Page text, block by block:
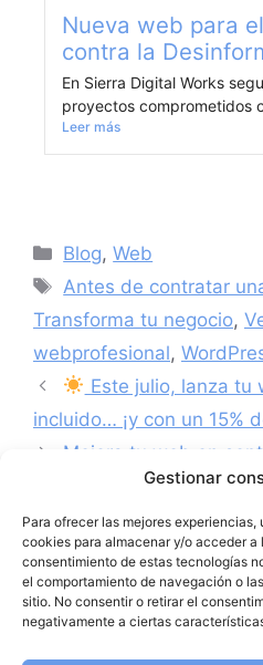
Gestionar
Para ofrecer las mejores
cookies para almacenar y/o acceder
consentimiento de estas tecnologías
el comportamiento de navegación o
sitio. No consentir o retirar el
negativamente a ciertas
Nueva web para
contra la
En Sierra Digital Works
proyectos comprometidos
Leer más
Blog,Web
Antes de contratar
Transforma tu negocio,
webprofesional,
Este julio, lanza tu
incluido… ¡y con un 15%
Mejora tu web en